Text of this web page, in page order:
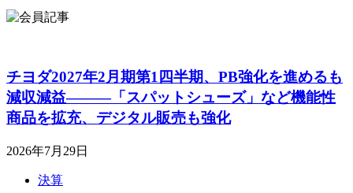
チヨダ2027年2月期第1四半期、PB強化を進めるも
減収減益―――「スパットシューズ」など機能性
商品を拡充、デジタル販売も強化
2026年7月29日
決算